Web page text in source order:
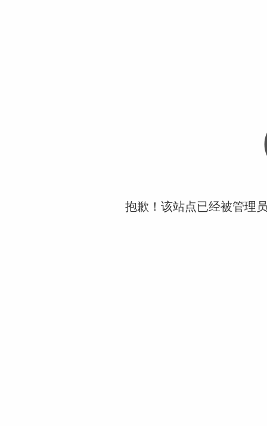
抱歉！该站点已经被管理